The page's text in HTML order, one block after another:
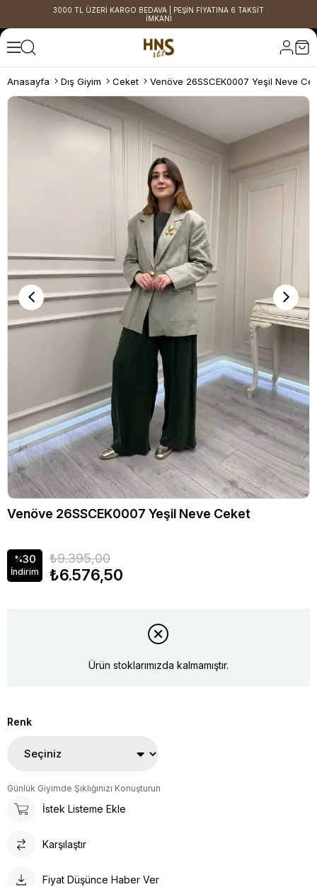
3000 TL ÜZERİ KARGO BEDAVA | PEŞİN FİYATINA 6 TAKSİT
İMKANI
Anasayfa Dış Giyim Ceket Venöve 26SSCEK0007 Yeşil Neve
Venöve 26SSCEK0007 Yeşil Neve Ceket
%30
İndirim
₺9.395,00
₺6.576,50
Ürün stoklarımızda kalmamıştır.
Renk
Günlük Giyimde Şıklığınızı Konuşturun
İstek Listeme Ekle
Karşılaştır
Fiyat Düşünce Haber Ver